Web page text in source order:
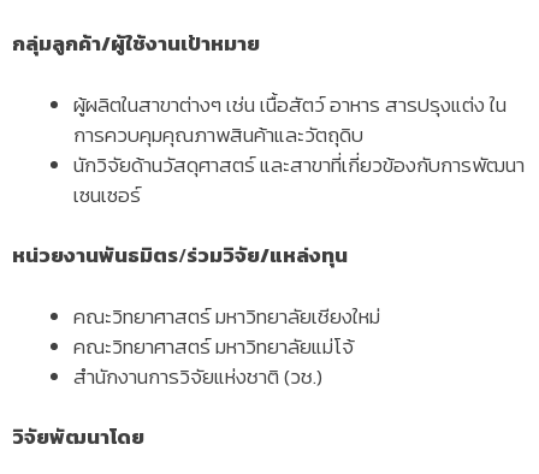
กลุ่มลูกค้า/ผู้ใช้งานเป้าหมาย
ผู้ผลิตในสาขาต่างๆ เช่น เนื้อสัตว์ อาหาร สารปรุงแต่ง ใน
การควบคุมคุณภาพสินค้าและวัตถุดิบ
นักวิจัยด้านวัสดุศาสตร์ และสาขาที่เกี่ยวข้องกับการพัฒนา
เซนเซอร์
หน่วยงานพันธมิตร/ร่วมวิจัย/แหล่งทุน
คณะวิทยาศาสตร์ มหาวิทยาลัยเชียงใหม่
คณะวิทยาศาสตร์ มหาวิทยาลัยแม่โจ้
สำนักงานการวิจัยแห่งชาติ (วช.)
วิจัยพัฒนาโดย